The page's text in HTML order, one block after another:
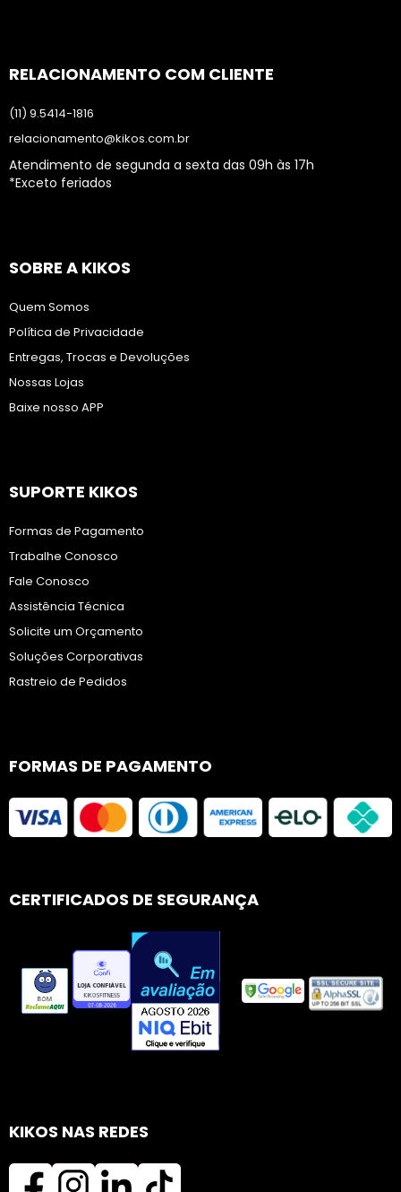
RELACIONAMENTO COM CLIENTE
(11) 9.5414-1816
relacionamento@kikos.com.br
Atendimento de segunda a sexta das 09h às 17h
*Exceto feriados
SOBRE A KIKOS
Quem Somos
Política de Privacidade
Entregas, Trocas e Devoluções
Nossas Lojas
Baixe nosso APP
SUPORTE KIKOS
Formas de Pagamento
Trabalhe Conosco
Fale Conosco
Assistência Técnica
Solicite um Orçamento
Soluções Corporativas
Rastreio de Pedidos
FORMAS DE PAGAMENTO
CERTIFICADOS DE SEGURANÇA
KIKOS NAS REDES